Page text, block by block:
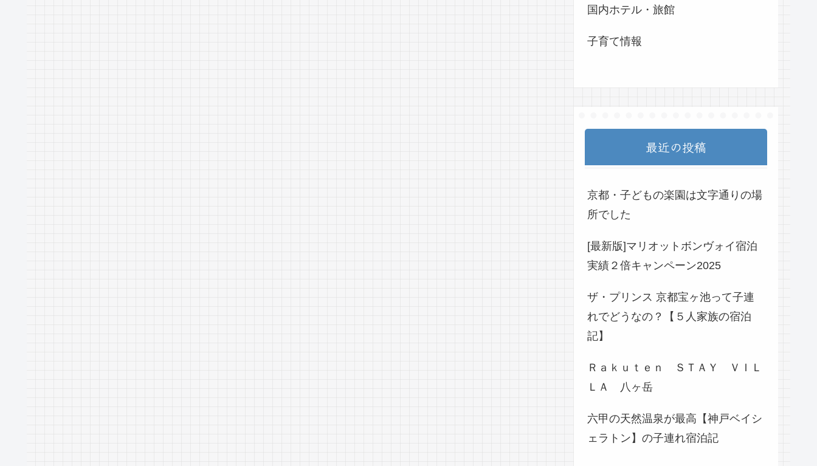
国内ホテル・旅館
子育て情報
最近の投稿
京都・子どもの楽園は文字通りの場
所でした
[最新版]マリオットボンヴォイ宿泊
実績２倍キャンペーン2025
ザ・プリンス 京都宝ヶ池って子連
れでどうなの？【５人家族の宿泊
記】
Ｒａｋｕｔｅｎ ＳＴＡＹ ＶＩＬ
ＬＡ 八ヶ岳
六甲の天然温泉が最高【神戸ベイシ
ェラトン】の子連れ宿泊記